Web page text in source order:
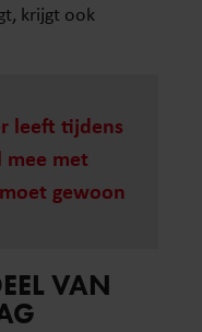
krijgt ook
leeft tijdens
mee met
gewoon
VAN